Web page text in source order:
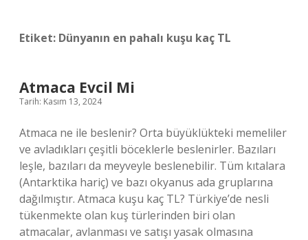
Etiket: Dünyanın en pahalı kuşu kaç TL
Atmaca Evcil Mi
Tarih: Kasım 13, 2024
Atmaca ne ile beslenir? Orta büyüklükteki memeliler
ve avladıkları çeşitli böceklerle beslenirler. Bazıları
leşle, bazıları da meyveyle beslenebilir. Tüm kıtalara
(Antarktika hariç) ve bazı okyanus ada gruplarına
dağılmıştır. Atmaca kuşu kaç TL? Türkiye’de nesli
tükenmekte olan kuş türlerinden biri olan
atmacalar, avlanması ve satışı yasak olmasına